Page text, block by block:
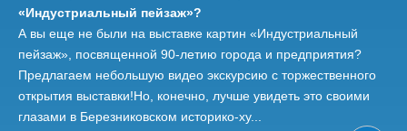
«Индустриальный пейзаж»?
А вы еще не были на выставке картин «Индустриальный
пейзаж», посвященной 90-летию города и предприятия?
Предлагаем небольшую видео экскурсию с торжественного
открытия выставки!Но, конечно, лучше увидеть это своими
глазами в Березниковском историко-ху...